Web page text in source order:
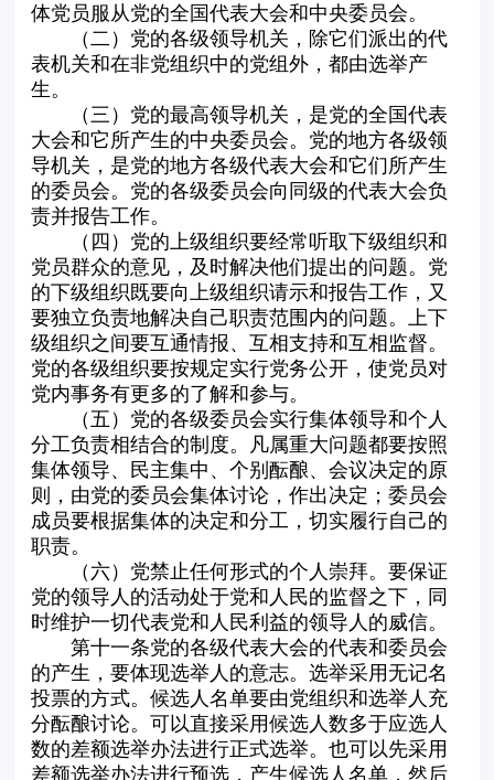
体党员服从党的全国代表大会和中央委员会。
（二）党的各级领导机关，除它们派出的代
表机关和在非党组织中的党组外，都由选举产
生。
（三）党的最高领导机关，是党的全国代表
大会和它所产生的中央委员会。党的地方各级领
导机关，是党的地方各级代表大会和它们所产生
的委员会。党的各级委员会向同级的代表大会负
责并报告工作。
（四）党的上级组织要经常听取下级组织和
党员群众的意见，及时解决他们提出的问题。党
的下级组织既要向上级组织请示和报告工作，又
要独立负责地解决自己职责范围内的问题。上下
级组织之间要互通情报、互相支持和互相监督。
党的各级组织要按规定实行党务公开，使党员对
党内事务有更多的了解和参与。
（五）党的各级委员会实行集体领导和个人
分工负责相结合的制度。凡属重大问题都要按照
集体领导、民主集中、个别酝酿、会议决定的原
则，由党的委员会集体讨论，作出决定；委员会
成员要根据集体的决定和分工，切实履行自己的
职责。
（六）党禁止任何形式的个人崇拜。要保证
党的领导人的活动处于党和人民的监督之下，同
时维护一切代表党和人民利益的领导人的威信。
第十一条党的各级代表大会的代表和委员会
的产生，要体现选举人的意志。选举采用无记名
投票的方式。候选人名单要由党组织和选举人充
分酝酿讨论。可以直接采用候选人数多于应选人
数的差额选举办法进行正式选举。也可以先采用
差额选举办法进行预选，产生候选人名单，然后